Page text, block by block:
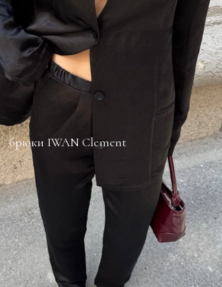
брюки IWAN Clement